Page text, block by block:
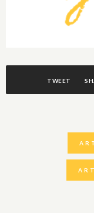
TWEET